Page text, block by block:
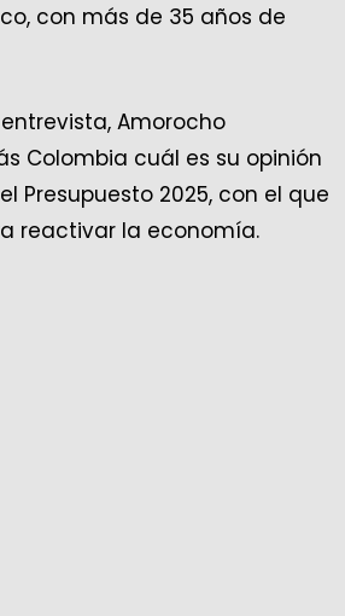
con más de 35 años de
Amorocho
Colombia cuál es su opinión
Presupuesto 2025, con el que
reactivar la economía.